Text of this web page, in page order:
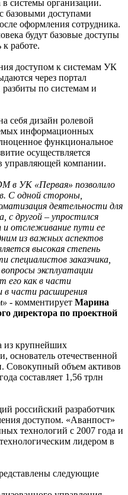
системы организации.
базовыми доступами
оформления сотрудника.
будут базовые доступы
работе.
доступом к системам УК
через портал
по системам и
себя дизайн ролевой
информационных
функциональное
осуществляется
управляющей компании.
в УК «Первая» позволило
С одной стороны,
деятельности для
с другой – упростился
и отслеживание пути ее
из важных аспектов
высокая степень
специалистов заказчика,
эксплуатации
его как в части
в части расширения
- комментирует Марина
директора по проектной
из крупнейших
отечественной
Совокупный объем активов
составляет 1,56 трлн
российский разработчик
доступом. «Аванпост»
технологий с 2007 года и
лидером в
следующие